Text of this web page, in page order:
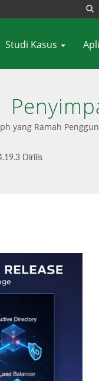
Studi Kasus
yang Ramah
Dirilis